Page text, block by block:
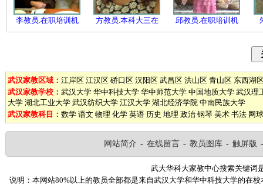
李教员.在职培训机 方教员.本科大三在 邱教员.在职培训机
武汉家教区域： 江岸区 江汉区 硚口区 汉阳区 武昌区 洪山区 青山区 东西湖
武汉家教学校： 武汉大学 华中科技大学 华中师范大学 中国地质大学 武汉理
大学 湖北工业大学 武汉纺织大学 江汉大学 湖北经济学院 中南民族大学
武汉家教科目： 数学 语文 物理 化学 英语 历史 地理 政治 钢琴 美术 书法 网球
网站简介 - 在线留言 - 教员图库 - 触屏版
武大华科大家教中心搜索关键词
说明：本网站80%以上的教员全部都是来自武汉大学和华中科技大学的在